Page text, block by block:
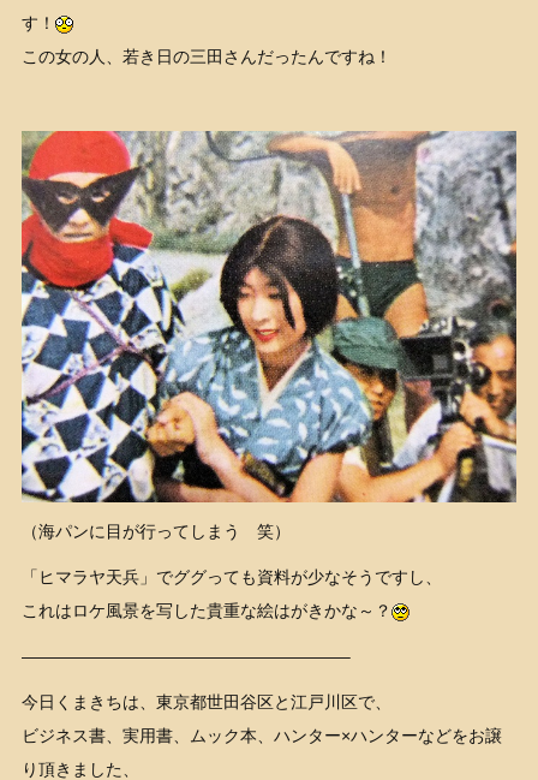
す！
この女の人、若き日の三田さんだったんですね！
（海パンに目が行ってしまう 笑）
「ヒマラヤ天兵」でググっても資料が少なそうですし、
これはロケ風景を写した貴重な絵はがきかな～？
———————————————————–
今日くまきちは、東京都世田谷区と江戸川区で、
ビジネス書、実用書、ムック本、ハンター×ハンターなどをお譲
り頂きました、